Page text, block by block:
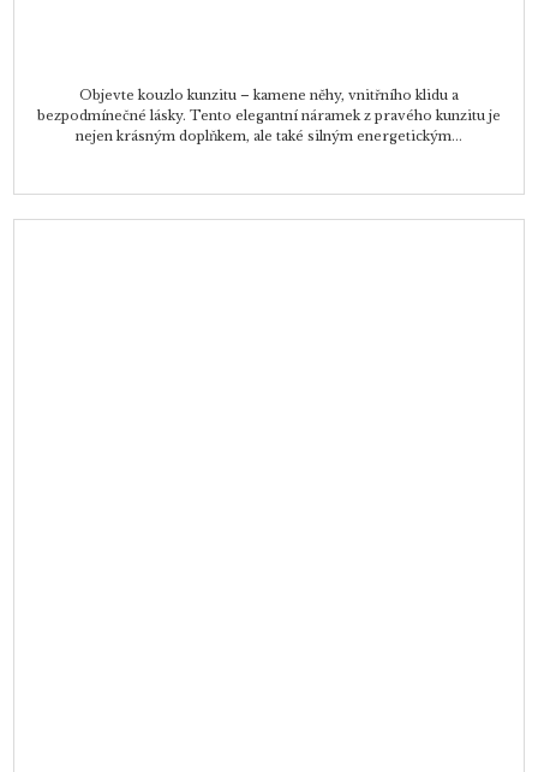
Objevte kouzlo kunzitu – kamene něhy, vnitřního klidu a
bezpodmínečné lásky. Tento elegantní náramek z pravého kunzitu je
nejen krásným doplňkem, ale také silným energetickým...